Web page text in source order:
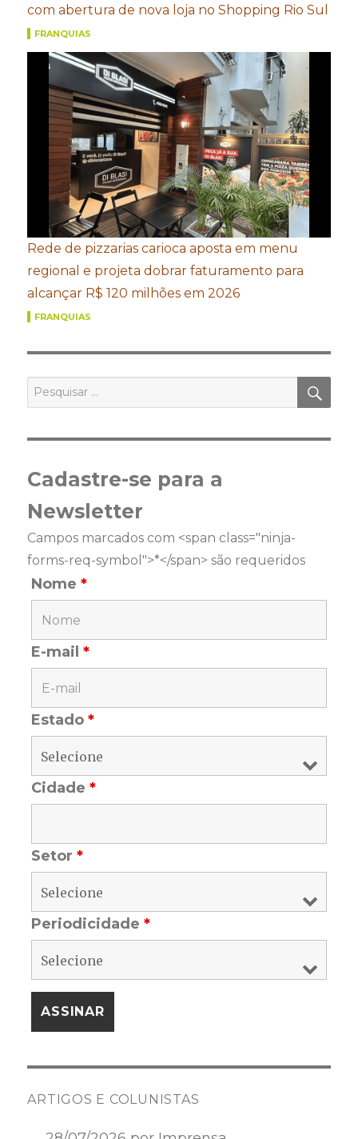
com abertura de nova loja no Shopping Rio Sul
FRANQUIAS
Rede de pizzarias carioca aposta em menu
regional e projeta dobrar faturamento para
alcançar R$ 120 milhões em 2026
FRANQUIAS
por:
Cadastre-se para a
Newsletter
Campos marcados com <span class="ninja-
forms-req-symbol">*</span> são requeridos
Nome*
E-mail*
Estado*
Cidade*
Setor*
Periodicidade*
ARTIGOS E COLUNISTAS